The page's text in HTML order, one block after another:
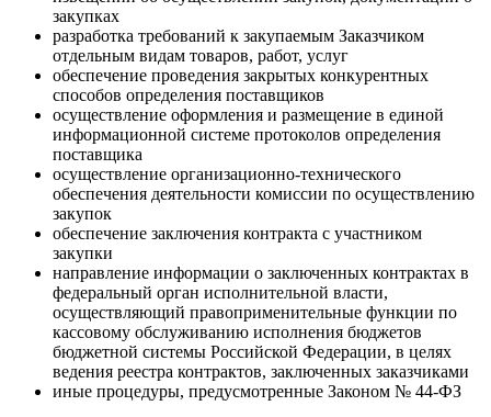
закупках
разработка требований к закупаемым Заказчиком
отдельным видам товаров, работ, услуг
обеспечение проведения закрытых конкурентных
способов определения поставщиков
осуществление оформления и размещение в единой
информационной системе протоколов определения
поставщика
осуществление организационно-технического
обеспечения деятельности комиссии по осуществлению
закупок
обеспечение заключения контракта с участником
закупки
направление информации о заключенных контрактах в
федеральный орган исполнительной власти,
осуществляющий правоприменительные функции по
кассовому обслуживанию исполнения бюджетов
бюджетной системы Российской Федерации, в целях
ведения реестра контрактов, заключенных заказчиками
иные процедуры, предусмотренные Законом № 44-ФЗ